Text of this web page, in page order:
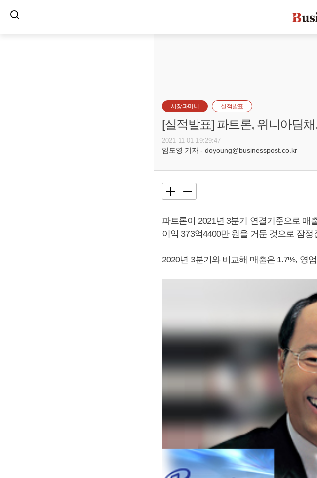
시장과머니 실적발표
[실적발표] 파트론, 위니아딤
2021-11-01 19:29:47
임도영 기자 - doyoung@businesspost.co.kr
파트론이 2021년 3분기 연결기준으로 매
이익 373억4400만 원을 거둔 것으로 잠
2020년 3분기와 비교해 매출은 1.7%, 영